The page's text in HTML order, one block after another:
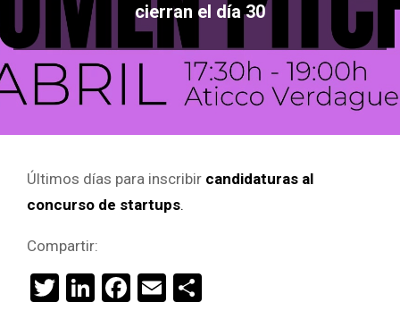
cierran el día 30
Últimos días para inscribir candidaturas al
concurso de startups.
Compartir:
Twitter
LinkedIn
Facebook
Email